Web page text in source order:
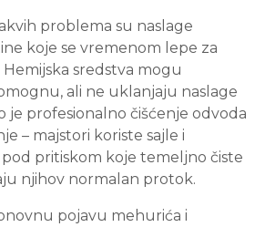
problema su naslage
koje se vremenom lepe za
sredstva mogu
ali ne uklanjaju naslage
je profesionalno čišćenje odvoda
– majstori koriste sajle i
pritiskom koje temeljno čiste
njihov normalan protok.
pojavu mehurića i